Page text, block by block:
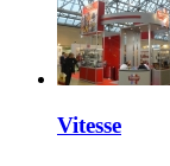
Vitesse